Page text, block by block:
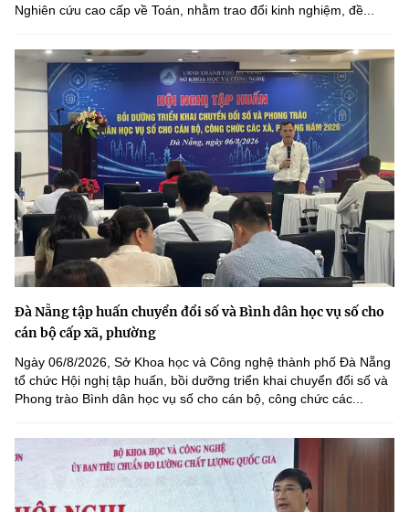
Nghiên cứu cao cấp về Toán, nhằm trao đổi kinh nghiệm, đề...
Đà Nẵng tập huấn chuyển đổi số và Bình dân học vụ số cho
cán bộ cấp xã, phường
Ngày 06/8/2026, Sở Khoa học và Công nghệ thành phố Đà Nẵng
tổ chức Hội nghị tập huấn, bồi dưỡng triển khai chuyển đổi số và
Phong trào Bình dân học vụ số cho cán bộ, công chức các...